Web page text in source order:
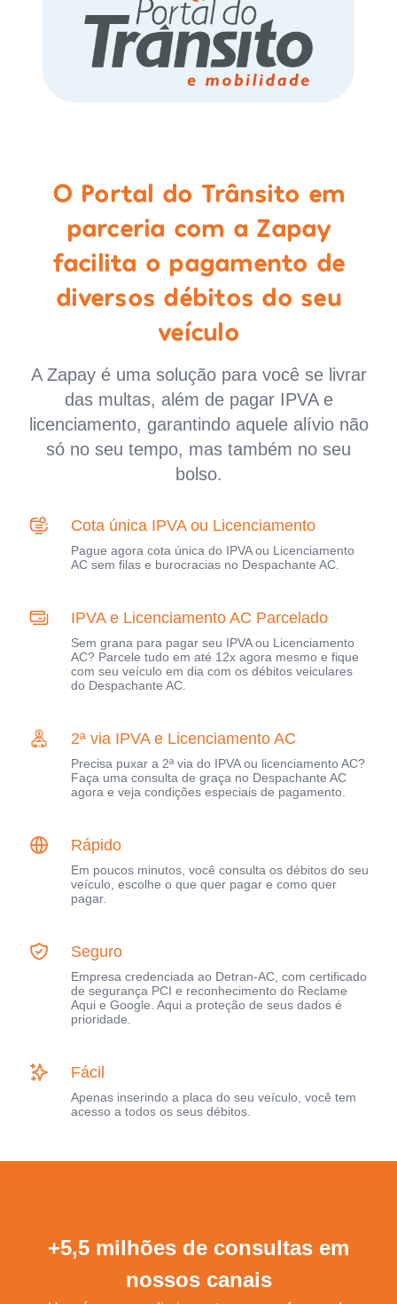
O Portal do Trânsito em
parceria com a Zapay
facilita o pagamento de
diversos débitos do seu
veículo
A Zapay é uma solução para você se livrar
das multas, além de pagar IPVA e
licenciamento, garantindo aquele alívio não
só no seu tempo, mas também no seu
bolso.
Cota única IPVA ou Licenciamento
Pague agora cota única do IPVA ou Licenciamento
AC sem filas e burocracias no Despachante AC.
IPVA e Licenciamento AC Parcelado
Sem grana para pagar seu IPVA ou Licenciamento
AC? Parcele tudo em até 12x agora mesmo e fique
com seu veículo em dia com os débitos veiculares
do Despachante AC.
2ª via IPVA e Licenciamento AC
Precisa puxar a 2ª via do IPVA ou licenciamento AC?
Faça uma consulta de graça no Despachante AC
agora e veja condições especiais de pagamento.
Rápido
Em poucos minutos, você consulta os débitos do seu
veículo, escolhe o que quer pagar e como quer
pagar.
Seguro
Empresa credenciada ao Detran-AC, com certificado
de segurança PCI e reconhecimento do Reclame
Aqui e Google. Aqui a proteção de seus dados é
prioridade.
Fácil
Apenas inserindo a placa do seu veículo, você tem
acesso a todos os seus débitos.
+5,5 milhões de consultas em
nossos canais